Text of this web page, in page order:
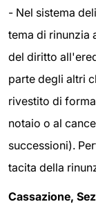
- Nel sistema
tema di rinunzia
del diritto
parte degli altri
rivestito di
notaio o al
successioni).
tacita della
Cassazione,